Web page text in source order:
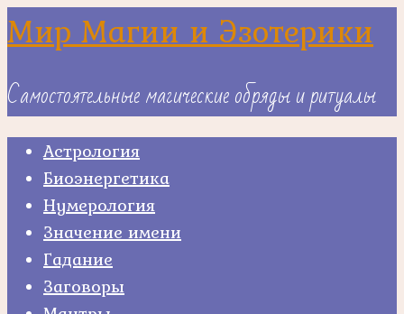
Skip
to
Мир Магии и Эзотерики
Самостоятельные магические обряды и ритуалы
Астрология
Биоэнергетика
Нумерология
Значение имени
Гадание
Заговоры